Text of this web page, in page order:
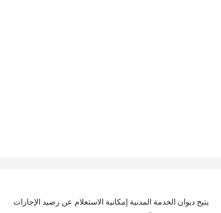
يتيح ديوان الخدمة المدنية إمكانية الاستعلام عن رصيد الإجازات